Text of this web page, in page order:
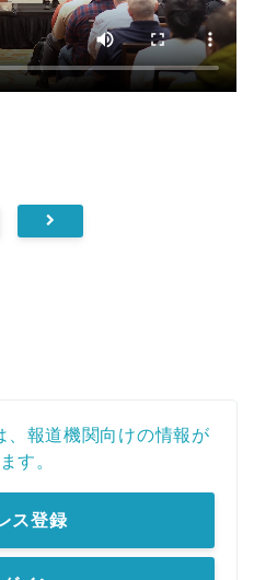
、報道機関向けの情報が
す。
ス登録